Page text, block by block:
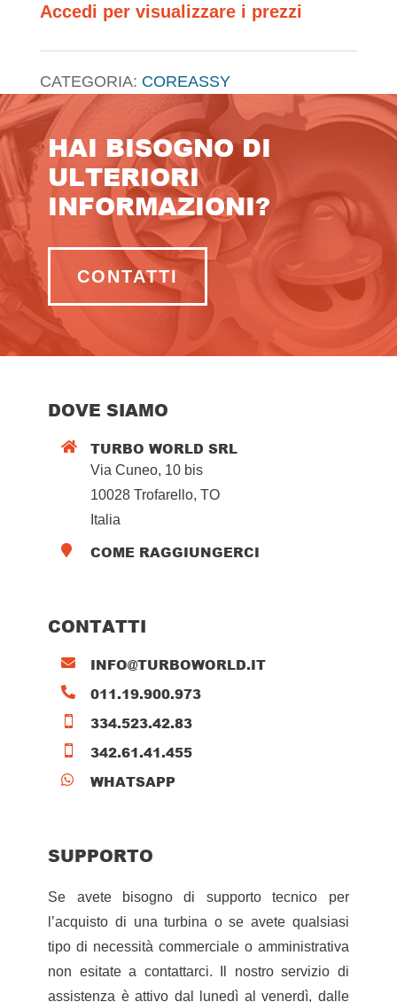
Accedi per visualizzare i prezzi
CATEGORIA: COREASSY
HAI BISOGNO DI
ULTERIORI
INFORMAZIONI?
CONTATTI
DOVE SIAMO
 TURBO WORLD SRL
Via Cuneo, 10 bis
10028 Trofarello, TO
Italia
 COME RAGGIUNGERCI
CONTATTI
 INFO@TURBOWORLD.IT
 011.19.900.973
 334.523.42.83
 342.61.41.455
 WHATSAPP
SUPPORTO
Se avete bisogno di supporto tecnico per
l’acquisto di una turbina o se avete qualsiasi
tipo di necessità commerciale o amministrativa
non esitate a contattarci. Il nostro servizio di
assistenza è attivo dal lunedì al venerdì, dalle